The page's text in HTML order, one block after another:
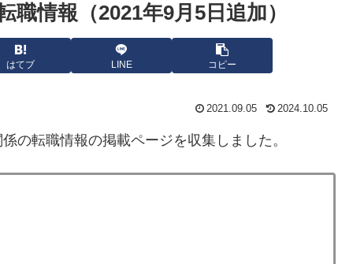
情報（2021年9月5日追加）
はてブ LINE コピー
2021.09.05 2024.10.05
の転職情報の掲載ページを収集しました。